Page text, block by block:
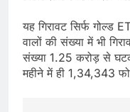
यह गिरावट सिर्फ गोल्ड
वालों की संख्या में भी
संख्या 1.25 करोड़ से
महीने में ही 1,34,343